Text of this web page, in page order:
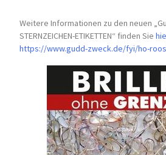
Weitere Informationen zu den neuen
STERNZEICHEN-ETIKETTEN“ finden Sie
https://www.gudd-zweck.de/fyi/ho-